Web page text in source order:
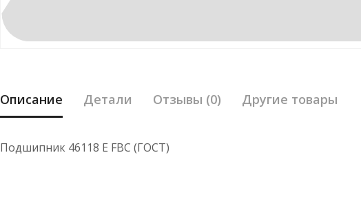
Описание Детали Отзывы (0) Другие товары
Подшипник 46118 Е FBC (ГОСТ)